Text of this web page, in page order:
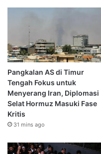
Pangkalan AS di Timur
Tengah Fokus untuk
Menyerang Iran, Diplomasi
Selat Hormuz Masuki Fase
Kritis
31 mins ago